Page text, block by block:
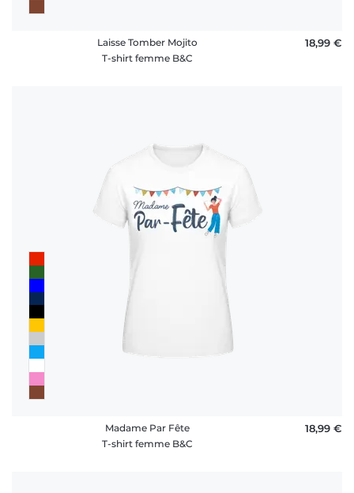
Laisse Tomber Mojito
T-shirt femme B&C
18,99 €
Madame Par Fête
T-shirt femme B&C
18,99 €